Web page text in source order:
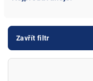
r
o
Zavřít filtr